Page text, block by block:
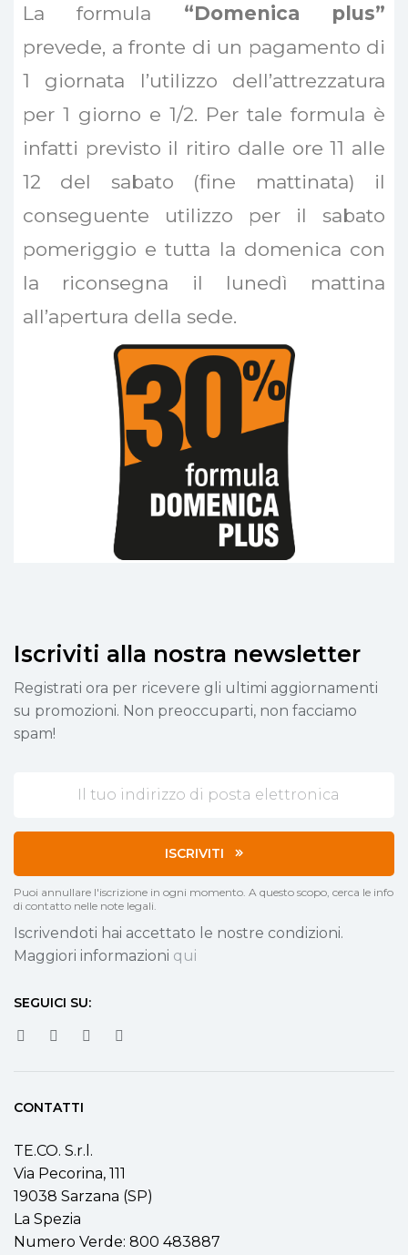
La formula “Domenica plus”
prevede, a fronte di un pagamento di
1 giornata l’utilizzo dell’attrezzatura
per 1 giorno e 1/2. Per tale formula è
infatti previsto il ritiro dalle ore 11 alle
12 del sabato (fine mattinata) il
conseguente utilizzo per il sabato
pomeriggio e tutta la domenica con
la riconsegna il lunedì mattina
all’apertura della sede.
Iscriviti alla nostra newsletter
Registrati ora per ricevere gli ultimi aggiornamenti
su promozioni. Non preoccuparti, non facciamo
spam!
ISCRIVITI
Puoi annullare l'iscrizione in ogni momento. A questo scopo, cerca le info
di contatto nelle note legali.
Iscrivendoti hai accettato le nostre condizioni.
Maggiori informazioni qui
SEGUICI SU:
CONTATTI
TE.CO. S.r.l.
Via Pecorina, 111
19038 Sarzana (SP)
La Spezia
Numero Verde: 800 483887